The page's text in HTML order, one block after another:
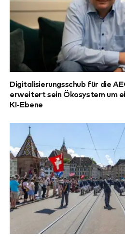
Digitalisierungsschub für die
erweitert sein Ökosystem um
KI-Ebene